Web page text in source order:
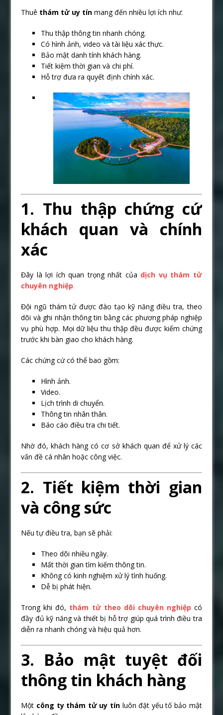
Thuê thám tử uy tín mang đến nhiều lợi ích như:
Thu thập thông tin nhanh chóng.
Có hình ảnh, video và tài liệu xác thực.
Bảo mật danh tính khách hàng.
Tiết kiệm thời gian và chi phí.
Hỗ trợ đưa ra quyết định chính xác.
1. Thu thập chứng cứ
khách quan và chính
xác
Đây là lợi ích quan trọng nhất của dịch vụ thám tử
chuyên nghiệp.
Đội ngũ thám tử được đào tạo kỹ năng điều tra, theo
dõi và ghi nhận thông tin bằng các phương pháp nghiệp
vụ phù hợp. Mọi dữ liệu thu thập đều được kiểm chứng
trước khi bàn giao cho khách hàng.
Các chứng cứ có thể bao gồm:
Hình ảnh.
Video.
Lịch trình di chuyển.
Thông tin nhân thân.
Báo cáo điều tra chi tiết.
Nhờ đó, khách hàng có cơ sở khách quan để xử lý các
vấn đề cá nhân hoặc công việc.
2. Tiết kiệm thời gian
và công sức
Nếu tự điều tra, bạn sẽ phải:
Theo dõi nhiều ngày.
Mất thời gian tìm kiếm thông tin.
Không có kinh nghiệm xử lý tình huống.
Dễ bị phát hiện.
Trong khi đó, thám tử theo dõi chuyên nghiệp có
đầy đủ kỹ năng và thiết bị hỗ trợ giúp quá trình điều tra
diễn ra nhanh chóng và hiệu quả hơn.
3. Bảo mật tuyệt đối
thông tin khách hàng
Một công ty thám tử uy tín luôn đặt yếu tố bảo mật